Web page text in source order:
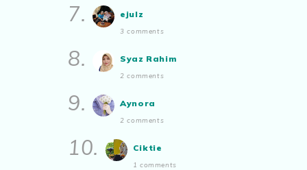
7. ejulz
3 comments
8. Syaz Rahim
2 comments
9. Aynora
2 comments
10. Ciktie
1 comments